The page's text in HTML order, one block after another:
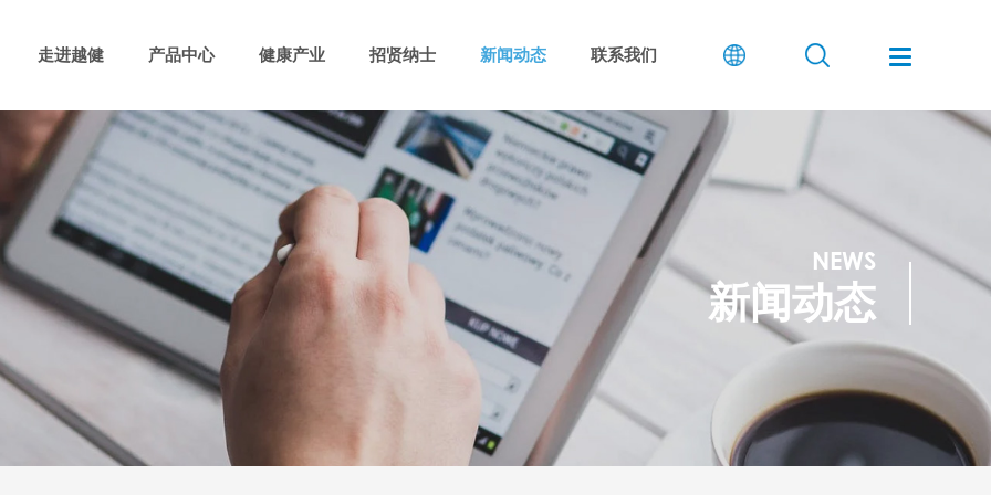
走进越健 产品中心 健康产业 招贤纳士 新闻动态 联系我们
NEWS
新闻动态